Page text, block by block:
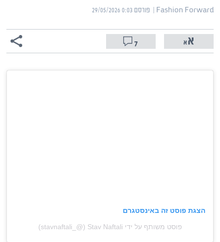
Fashion Forward | ‏ פורסם ‎29/05/2026 0:03
7
הצגת פוסט זה באינסטגרם
פוסט משותף על ידי ‏‎Stav Naftali‎‏ (@‏‎stavnaftali_‎‏)